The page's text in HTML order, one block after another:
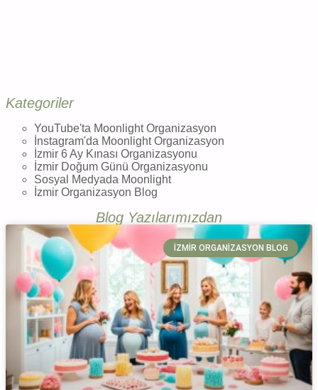
Kategoriler
YouTube'ta Moonlight Organizasyon
İnstagram'da Moonlight Organizasyon
İzmir 6 Ay Kınası Organizasyonu
İzmir Doğum Günü Organizasyonu
Sosyal Medyada Moonlight
İzmir Organizasyon Blog
Blog Yazılarımızdan
İZMIR ORGANIZASYON BLOG